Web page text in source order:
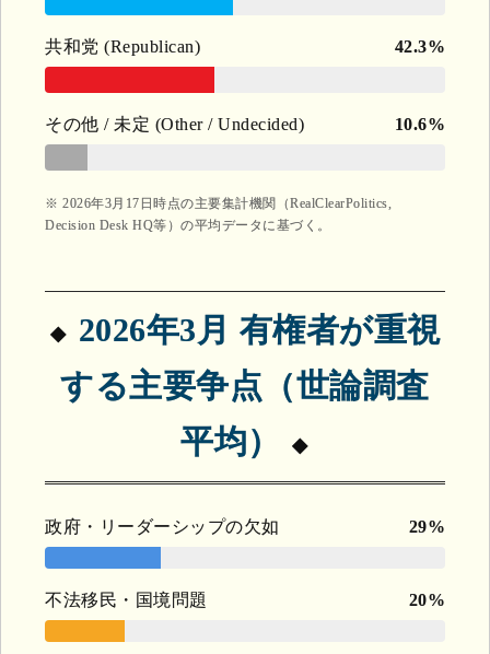
共和党 (Republican) 42.3%
その他 / 未定 (Other / Undecided) 10.6%
※ 2026年3月17日時点の主要集計機関（RealClearPolitics,
Decision Desk HQ等）の平均データに基づく。
2026年3月 有権者が重視
する主要争点（世論調査
平均）
政府・リーダーシップの欠如 29%
不法移民・国境問題 20%